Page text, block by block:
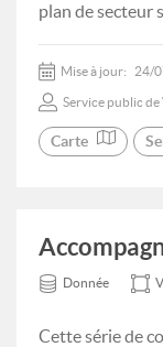
plan de secteur
Mise à jour: 24/
Service public de
Carte
Donnée
Cette série de